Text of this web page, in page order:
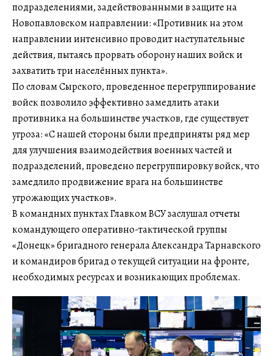
подразделениями, задействованными в защите на
Новопавловском направлении: «Противник на этом
направлении интенсивно проводит наступательные
действия, пытаясь прорвать оборону наших войск и
захватить три населённых пункта».
По словам Сырского, проведенное перегруппирование
войск позволило эффективно замедлить атаки
противника на большинстве участков, где существует
угроза: «С нашей стороны были предприняты ряд мер
для улучшения взаимодействия военных частей и
подразделений, проведено перегруппировку войск, что
замедлило продвижение врага на большинстве
угрожающих участков».
В командных пунктах Главком ВСУ заслушал отчеты
командующего оперативно-тактической группы
«Донецк» бригадного генерала Александра Тарнавского
и командиров бригад о текущей ситуации на фронте,
необходимых ресурсах и возникающих проблемах.